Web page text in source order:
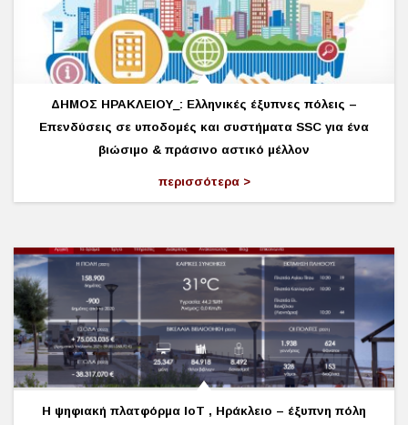
ΔΗΜΟΣ ΗΡΑΚΛΕΙΟΥ_: Ελληνικές έξυπνες πόλεις –
Επενδύσεις σε υποδομές και συστήματα SSC για ένα
βιώσιμο & πράσινο αστικό μέλλον
περισσότερα
Η ψηφιακή πλατφόρμα ΙοΤ , Ηράκλειο – έξυπνη πόλη